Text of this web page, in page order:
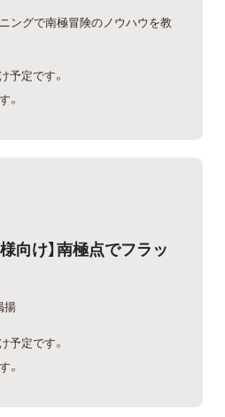
ングで南極冒険のノウハウを教
予定です。
。
向け】南極点でフラッ
揚
予定です。
。